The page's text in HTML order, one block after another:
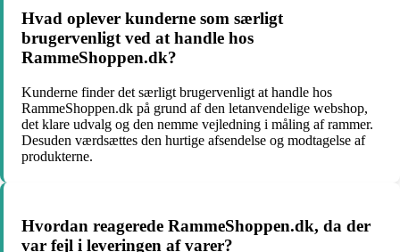
Hvad oplever kunderne som særligt
brugervenligt ved at handle hos
RammeShoppen.dk?
Kunderne finder det særligt brugervenligt at handle hos
RammeShoppen.dk på grund af den letanvendelige webshop,
det klare udvalg og den nemme vejledning i måling af rammer.
Desuden værdsættes den hurtige afsendelse og modtagelse af
produkterne.
Hvordan reagerede RammeShoppen.dk, da der
var fejl i leveringen af varer?